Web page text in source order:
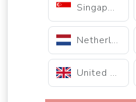
Singapore
Netherlands
United Kingdom